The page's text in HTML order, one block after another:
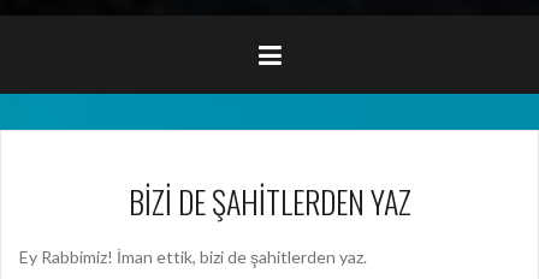
BİZİ DE ŞAHİTLERDEN YAZ
Ey Rabbimiz! İman ettik, bizi de şahitlerden yaz.